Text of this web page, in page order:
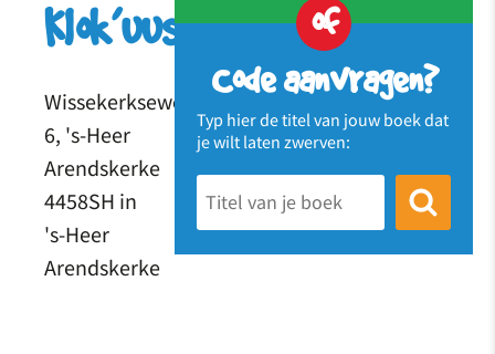
of
Code aanvragen?
Typ hier de titel van jouw boek dat
je wilt laten zwerven:
Klok’uus
Wissekerkseweg
6, 's-Heer
Arendskerke
4458SH in
's-Heer
Arendskerke